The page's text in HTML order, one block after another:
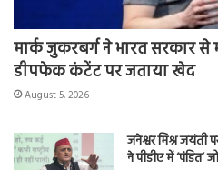
मार्क जुकरबर्ग ने भारत सरकार
डीपफेक कंटेंट पर जताया खेद
August 5, 2026
जनेश्वर मिश्र जयंती
ने पीडीए में ‘पंडित’